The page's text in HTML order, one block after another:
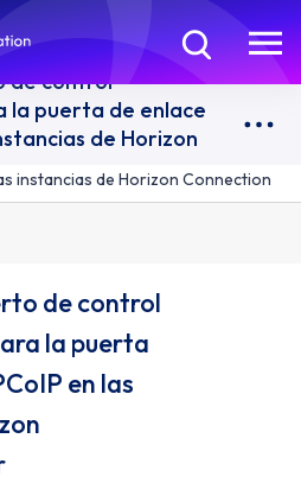
de control
la puerta de enlace
de Horizon
predeterminado para la puerta
instancias de Horizon Connection
de control
la puerta
en las